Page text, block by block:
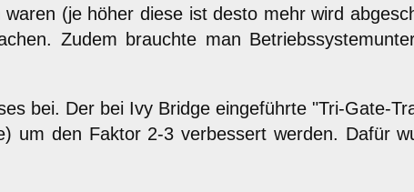
(je höher diese ist desto mehr wird
Zudem brauchte man
bei. Der bei Ivy Bridge eingeführte "Tri-Gate-
um den Faktor 2-3 verbessert werden. Dafür